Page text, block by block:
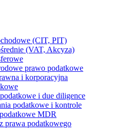
(CIT, PIT)
(VAT, Akcyza)
prawo podatkowe
i korporacyjna
i due diligence
podatkowe i kontrole
MDR
prawa podatkowego